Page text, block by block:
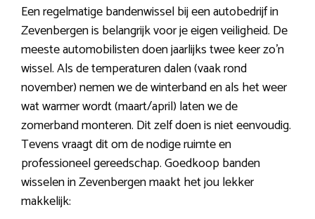
Een regelmatige bandenwissel bij een autobedrijf in
Zevenbergen is belangrijk voor je eigen veiligheid. De
meeste automobilisten doen jaarlijks twee keer zo’n
wissel. Als de temperaturen dalen (vaak rond
november) nemen we de winterband en als het weer
wat warmer wordt (maart/april) laten we de
zomerband monteren. Dit zelf doen is niet eenvoudig.
Tevens vraagt dit om de nodige ruimte en
professioneel gereedschap. Goedkoop banden
wisselen in Zevenbergen maakt het jou lekker
makkelijk: